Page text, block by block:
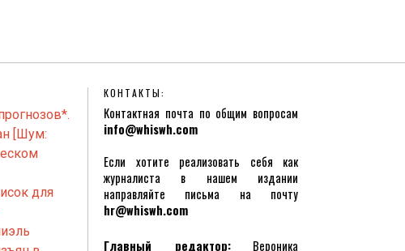
[Шум:
для
КОНТАКТЫ:
Контактная почта по общим вопросам
info@whiswh.com
Если хотите реализовать себя как
журналиста в нашем издании
направляйте письма на почту
hr@whiswh.com
Главный редактор:Вероника